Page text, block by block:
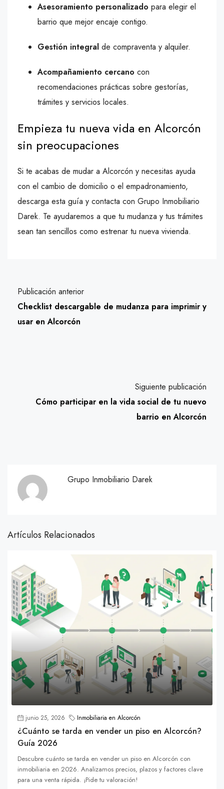
Asesoramiento personalizado para elegir el
barrio que mejor encaje contigo.
Gestión integral de compraventa y alquiler.
Acompañamiento cercano con
recomendaciones prácticas sobre gestorías,
trámites y servicios locales.
Empieza tu nueva vida en Alcorcón
sin preocupaciones
Si te acabas de mudar a Alcorcón y necesitas ayuda
con el cambio de domicilio o el empadronamiento,
descarga esta guía y contacta con Grupo Inmobiliario
Darek. Te ayudaremos a que tu mudanza y tus trámites
sean tan sencillos como estrenar tu nueva vivienda.
Publicación anterior
Checklist descargable de mudanza para imprimir y
usar en Alcorcón
Siguiente publicación
Cómo participar en la vida social de tu nuevo
barrio en Alcorcón
Grupo Inmobiliario Darek
Artículos Relacionados
junio 25, 2026 Inmobiliaria en Alcorcón
¿Cuánto se tarda en vender un piso en Alcorcón?
Guía 2026
Descubre cuánto se tarda en vender un piso en Alcorcón con
inmobiliaria en 2026. Analizamos precios, plazos y factores clave
para una venta rápida. ¡Pide tu valoración!